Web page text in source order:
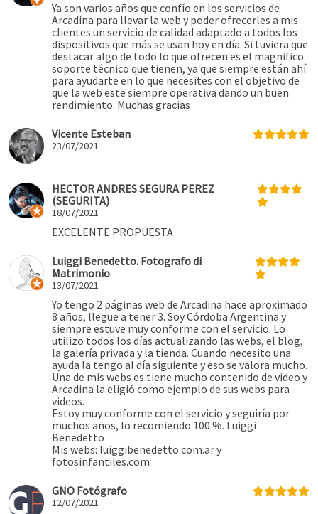
Ya son varios años que confío en los servicios de
Arcadina para llevar la web y poder ofrecerles a mis
clientes un servicio de calidad adaptado a todos los
dispositivos que más se usan hoy en día. Si tuviera que
destacar algo de todo lo que ofrecen es el magnifico
soporte técnico que tienen, ya que siempre están ahí
para ayudarte en lo que necesites con el objetivo de
que la web este siempre operativa dando un buen
rendimiento. Muchas gracias
Vicente Esteban
23/07/2021
HECTOR ANDRES SEGURA PEREZ
(SEGURITA)
18/07/2021
EXCELENTE PROPUESTA
Luiggi Benedetto. Fotografo di
Matrimonio
13/07/2021
Yo tengo 2 páginas web de Arcadina hace aproximado
8 años, llegue a tener 3. Soy Córdoba Argentina y
siempre estuve muy conforme con el servicio. Lo
utilizo todos los días actualizando las webs, el blog,
la galería privada y la tienda. Cuando necesito una
ayuda la tengo al día siguiente y eso se valora mucho.
Una de mis webs es tiene mucho contenido de video y
Arcadina la eligió como ejemplo de sus webs para
videos.
Estoy muy conforme con el servicio y seguiría por
muchos años, lo recomiendo 100 %. Luiggi
Benedetto
Mis webs: luiggibenedetto.com.ar y
fotosinfantiles.com
GNO Fotógrafo
12/07/2021